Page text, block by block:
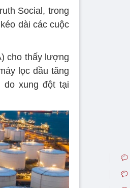
Social, trong
dài các cuộc
cho thấy lượng
lọc dầu tăng
xung đột tại